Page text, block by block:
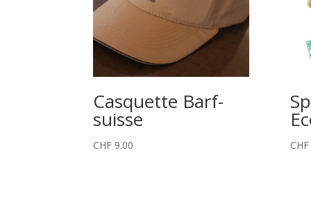
Casquette Barf-
suisse
CHF 9.00 CHF